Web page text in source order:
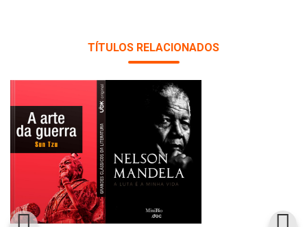
TÍTULOS RELACIONADOS